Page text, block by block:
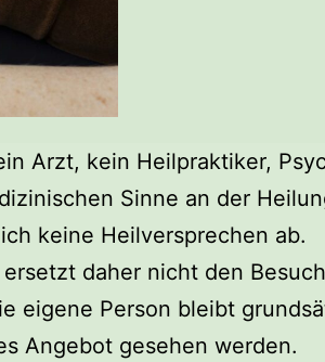
Arzt, kein Heilpraktiker,
Sinne an der
keine Heilversprechen ab.
daher nicht den
eigene Person bleibt
Angebot gesehen werden.